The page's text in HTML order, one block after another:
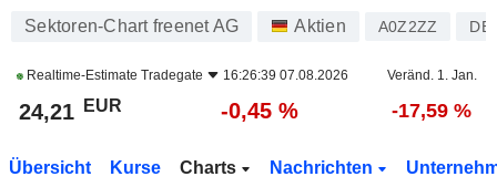
Sektoren-Chart freenet AG Aktien A0Z2ZZ
Realtime-Estimate Tradegate 16:26:39 07.08.2026 Veränd. 1. Jan.
24,21 EUR -0,45 % -17,59 %
Übersicht Kurse Charts Nachrichten